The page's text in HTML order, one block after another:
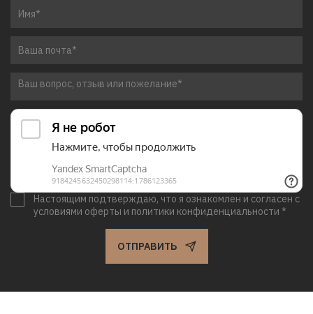
Настоящим подтверждаю, что я ознакомлен и согласен с
условиями оферты и политики конфиденциальности *
ОТПРАВИТЬ